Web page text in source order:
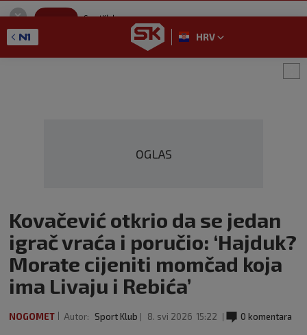
SportKlub
GET - On the Google Play
HRV
OGLAS
Kovačević otkrio da se jedan
igrač vraća i poručio: ‘Hajduk?
Morate cijeniti momčad koja
ima Livaju i Rebića’
NOGOMET Autor: Sport Klub 8. svi 2026 15:22 0 komentara